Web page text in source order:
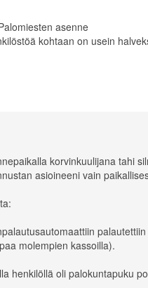
asenne
kohtaan on usein
korvinkuulijana tahi
asioineeni vain
molempien kassoilla).
henkilöllä oli palokuntapuku